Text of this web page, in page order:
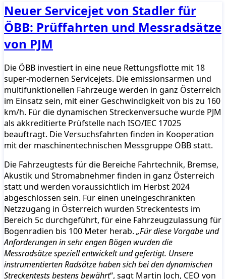
Neuer Servicejet von Stadler für
ÖBB: Prüffahrten und Messradsätze
von PJM
Die ÖBB investiert in eine neue Rettungsflotte mit 18
super-modernen Servicejets. Die emissionsarmen und
multifunktionellen Fahrzeuge werden in ganz Österreich
im Einsatz sein, mit einer Geschwindigkeit von bis zu 160
km/h. Für die dynamischen Streckenversuche wurde PJM
als akkreditierte Prüfstelle nach ISO/IEC 17025
beauftragt. Die Versuchsfahrten finden in Kooperation
mit der maschinentechnischen Messgruppe ÖBB statt.
Die Fahrzeugtests für die Bereiche Fahrtechnik, Bremse,
Akustik und Stromabnehmer finden in ganz Österreich
statt und werden voraussichtlich im Herbst 2024
abgeschlossen sein. Für einen uneingeschränkten
Netzzugang in Österreich wurden Streckentests im
Bereich 5c durchgeführt, für eine Fahrzeugzulassung für
Bogenradien bis 100 Meter herab. „Für diese Vorgabe und
Anforderungen in sehr engen Bögen wurden die
Messradsätze speziell entwickelt und gefertigt. Unsere
instrumentierten Radsätze haben sich bei den dynamischen
Streckentests bestens bewährt“, sagt Martin Joch, CEO von